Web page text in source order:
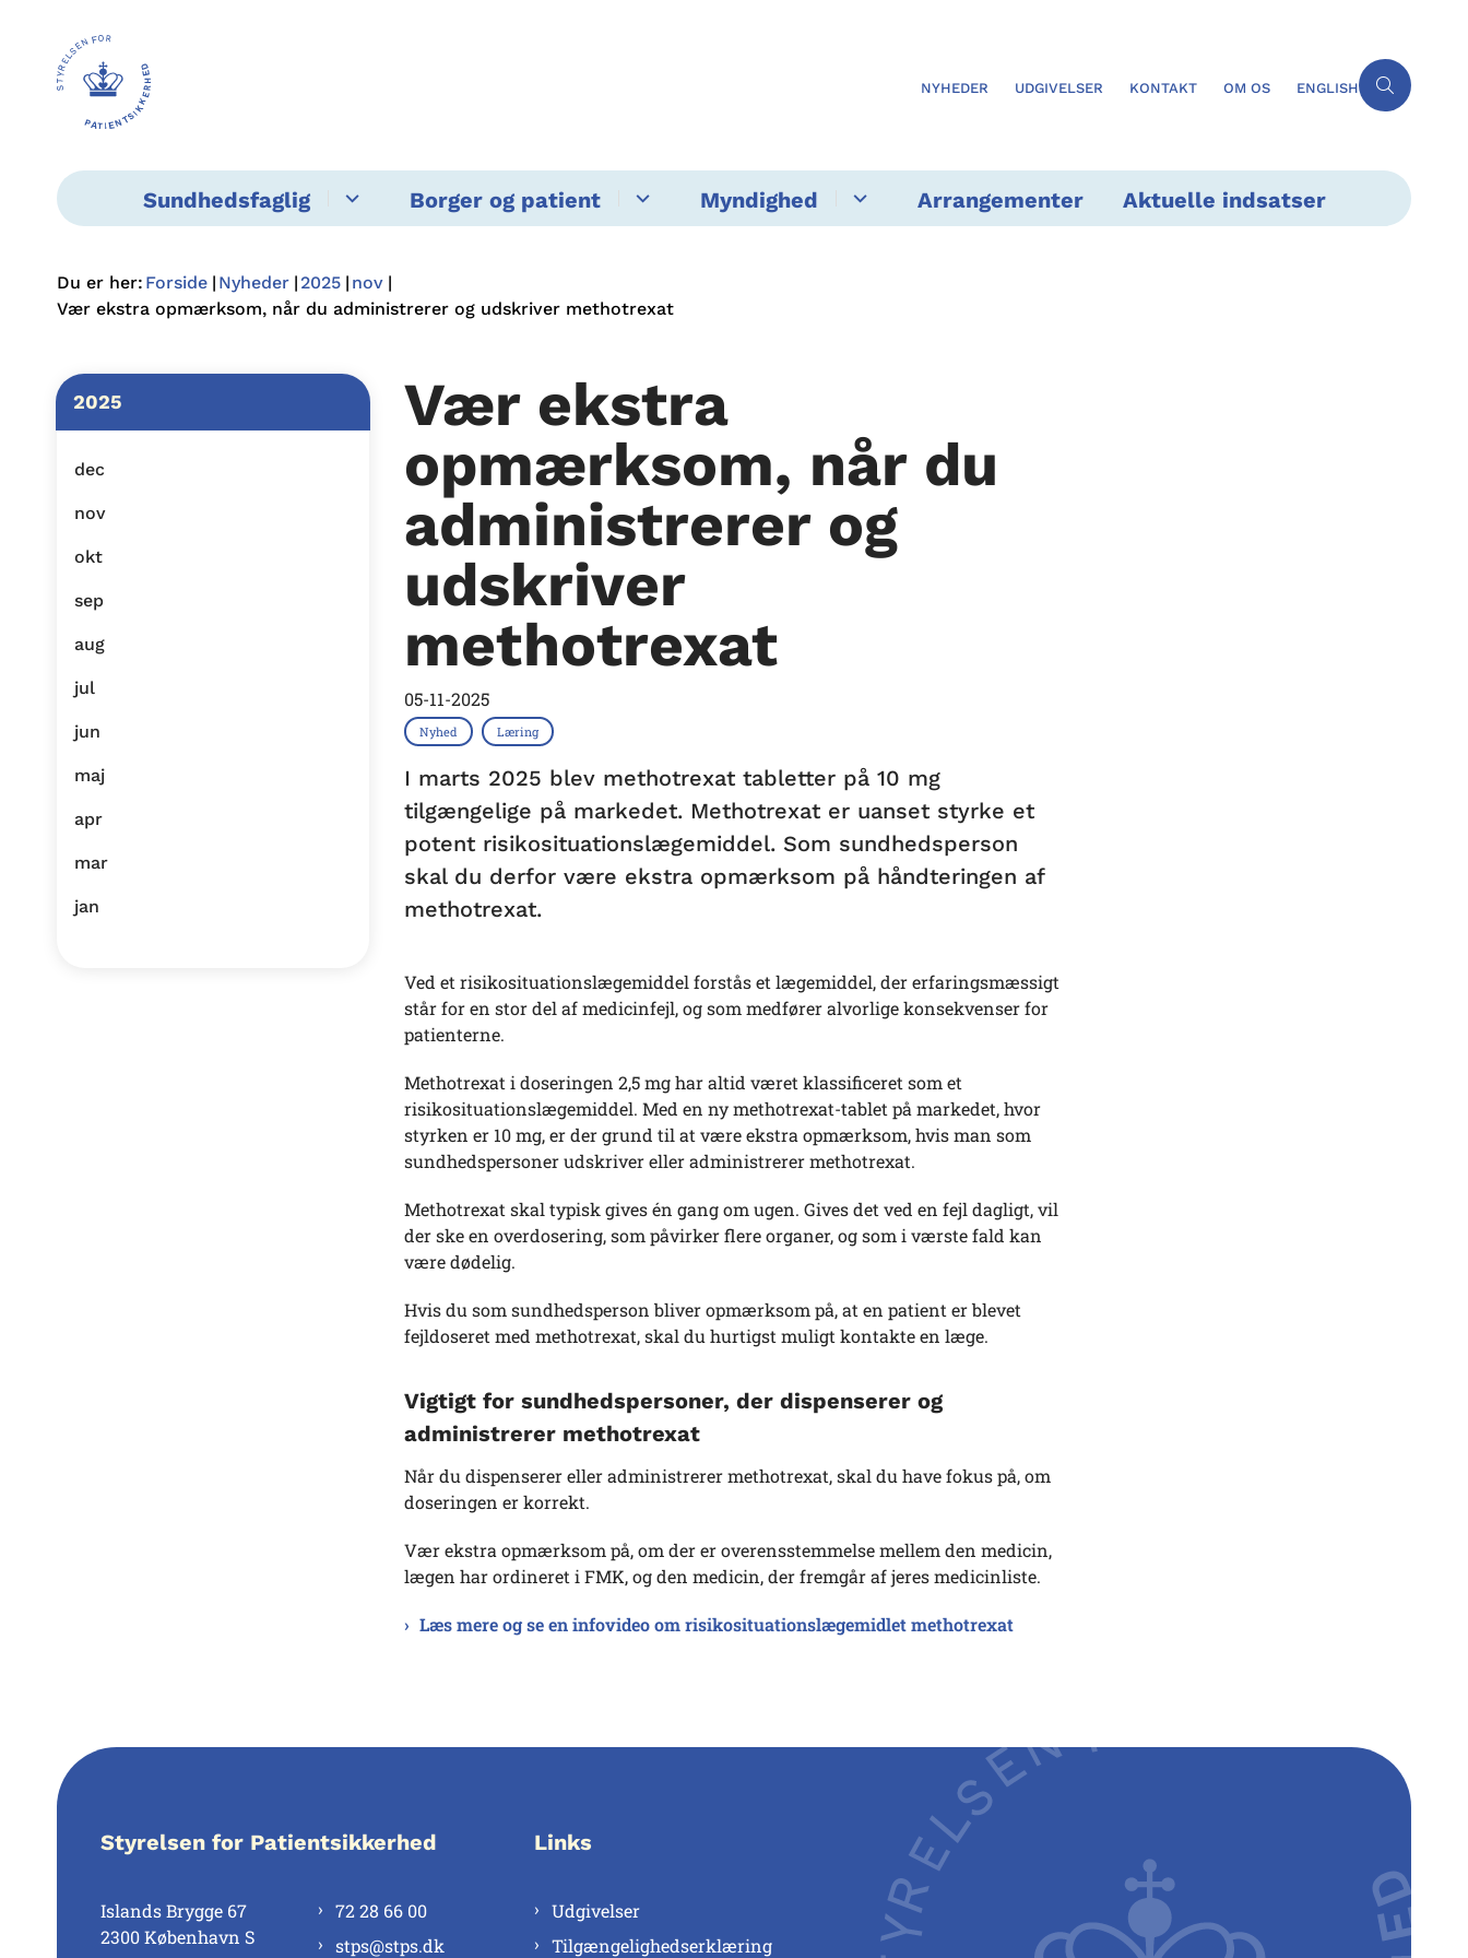
NYHEDER UDGIVELSER KONTAKT OM OS ENGLISH
Sundhedsfaglig Borger og patient Myndighed Arrangementer Aktuelle indsatser
Du er her: Forside Nyheder 2025 nov
Vær ekstra opmærksom, når du administrerer og udskriver methotrexat
2025
dec
nov
okt
sep
aug
jul
jun
maj
apr
mar
jan
Vær ekstra
opmærksom, når du
administrerer og
udskriver
methotrexat
05-11-2025
Nyhed Læring
I marts 2025 blev methotrexat tabletter på 10 mg
tilgængelige på markedet. Methotrexat er uanset styrke et
potent risikosituationslægemiddel. Som sundhedsperson
skal du derfor være ekstra opmærksom på håndteringen af
methotrexat.
Ved et risikosituationslægemiddel forstås et lægemiddel, der erfaringsmæssigt
står for en stor del af medicinfejl, og som medfører alvorlige konsekvenser for
patienterne.
Methotrexat i doseringen 2,5 mg har altid været klassificeret som et
risikosituationslægemiddel. Med en ny methotrexat-tablet på markedet, hvor
styrken er 10 mg, er der grund til at være ekstra opmærksom, hvis man som
sundhedspersoner udskriver eller administrerer methotrexat.
Methotrexat skal typisk gives én gang om ugen. Gives det ved en fejl dagligt, vil
der ske en overdosering, som påvirker flere organer, og som i værste fald kan
være dødelig.
Hvis du som sundhedsperson bliver opmærksom på, at en patient er blevet
fejldoseret med methotrexat, skal du hurtigst muligt kontakte en læge.
Vigtigt for sundhedspersoner, der dispenserer og
administrerer methotrexat
Når du dispenserer eller administrerer methotrexat, skal du have fokus på, om
doseringen er korrekt.
Vær ekstra opmærksom på, om der er overensstemmelse mellem den medicin,
lægen har ordineret i FMK, og den medicin, der fremgår af jeres medicinliste.
Læs mere og se en infovideo om risikosituationslægemidlet methotrexat
Styrelsen for Patientsikkerhed
Islands Brygge 67
2300 København S
72 28 66 00
stps@stps.dk
Links
Udgivelser
Tilgængelighedserklæring